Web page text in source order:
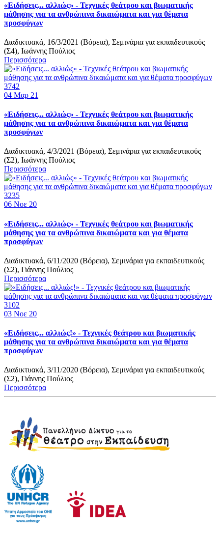
«Ειδήσεις... αλλιώς» - Τεχνικές θεάτρου και βιωματικής
μάθησης για τα ανθρώπινα δικαιώματα και για θέματα
προσφύγων
Διαδικτυακά, 16/3/2021 (Βόρεια), Σεμινάρια για εκπαιδευτικούς
(Σ4), Ιωάννης Πούλιος
Περισσότερα
3742
04 Μαρ 21
«Ειδήσεις... αλλιώς» - Τεχνικές θεάτρου και βιωματικής
μάθησης για τα ανθρώπινα δικαιώματα και για θέματα
προσφύγων
Διαδικτυακά, 4/3/2021 (Βόρεια), Σεμινάρια για εκπαιδευτικούς
(Σ2), Ιωάννης Πούλιος
Περισσότερα
3235
06 Νοε 20
«Ειδήσεις... αλλιώς» - Τεχνικές θεάτρου και βιωματικής
μάθησης για τα ανθρώπινα δικαιώματα και για θέματα
προσφύγων
Διαδικτυακά, 6/11/2020 (Βόρεια), Σεμινάρια για εκπαιδευτικούς
(Σ2), Γιάννης Πούλιος
Περισσότερα
3102
03 Νοε 20
«Ειδήσεις... αλλιώς!» - Τεχνικές θεάτρου και βιωματικής
μάθησης για τα ανθρώπινα δικαιώματα και για θέματα
προσφύγων
Διαδικτυακά, 3/11/2020 (Βόρεια), Σεμινάρια για εκπαιδευτικούς
(Σ2), Γιάννης Πούλιος
Περισσότερα